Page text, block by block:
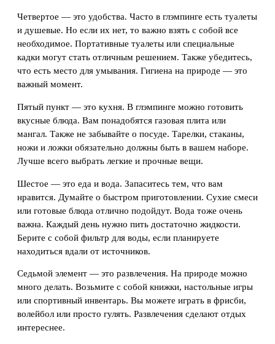
Четвертое — это удобства. Часто в глэмпинге есть туалеты
и душевые. Но если их нет, то важно взять с собой все
необходимое. Портативные туалеты или специальные
кадки могут стать отличным решением. Также убедитесь,
что есть место для умывания. Гигиена на природе — это
важный момент.
Пятый пункт — это кухня. В глэмпинге можно готовить
вкусные блюда. Вам понадобятся газовая плита или
мангал. Также не забывайте о посуде. Тарелки, стаканы,
ножи и ложки обязательно должны быть в вашем наборе.
Лучше всего выбрать легкие и прочные вещи.
Шестое — это еда и вода. Запаситесь тем, что вам
нравится. Думайте о быстром приготовлении. Сухие смеси
или готовые блюда отлично подойдут. Вода тоже очень
важна. Каждый день нужно пить достаточно жидкости.
Берите с собой фильтр для воды, если планируете
находиться вдали от источников.
Седьмой элемент — это развлечения. На природе можно
много делать. Возьмите с собой книжки, настольные игры
или спортивный инвентарь. Вы можете играть в фрисби,
волейбол или просто гулять. Развлечения сделают отдых
интереснее.